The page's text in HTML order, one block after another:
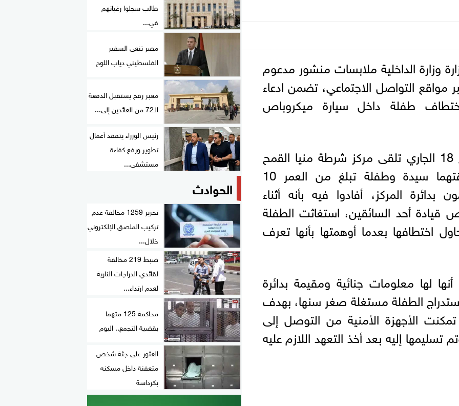
وزارة الداخلية ملابسات منشور مدعوم
مواقع التواصل الاجتماعي، تضمن ادعاء
طفلة داخل سيارة ميكروباص
وبالفحص، تبين أنه بتاريخ 18 الجاري تلقى مركز شرطة منيا القمح
بلاغًا من سائقين، وبرفقتهما سيدة وطفلة تبلغ من العمر 10
المركز، أفادوا فيه بأنه أثناء
قيادة أحد السائقين، استغاثت الطفلة
اختطافها بعدما أوهمتها بأنها تعرف
لها معلومات جنائية ومقيمة بدائرة
استدراج الطفلة مستغلة صغر سنها، بهدف
الأجهزة الأمنية من التوصل إلى
تسليمها إليه بعد أخذ التعهد اللازم عليه
طالب سجلوا رغباتهم
في...
مصر تنعى السفير
الفلسطيني دياب اللوح
معبر رفح يستقبل الدفعة
الـ72 من العائدين إلى...
رئيس الوزراء يتفقد أعمال
تطوير ورفع كفاءة
مستشفى...
الحوادث
تحرير 1259 مخالفة عدم
تركيب الملصق الإلكتروني
خلال...
ضبط 219 مخالفة
لقائدي الدراجات النارية
لعدم ارتداء...
محاكمة 125 متهما
بقضية التجمع.. اليوم
العثور على جثة شخص
متعفنة داخل مسكنه
بكرداسة